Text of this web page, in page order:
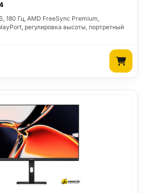
180 Гц, AMD FreeSync Premium,
регулировка высоты, портретный